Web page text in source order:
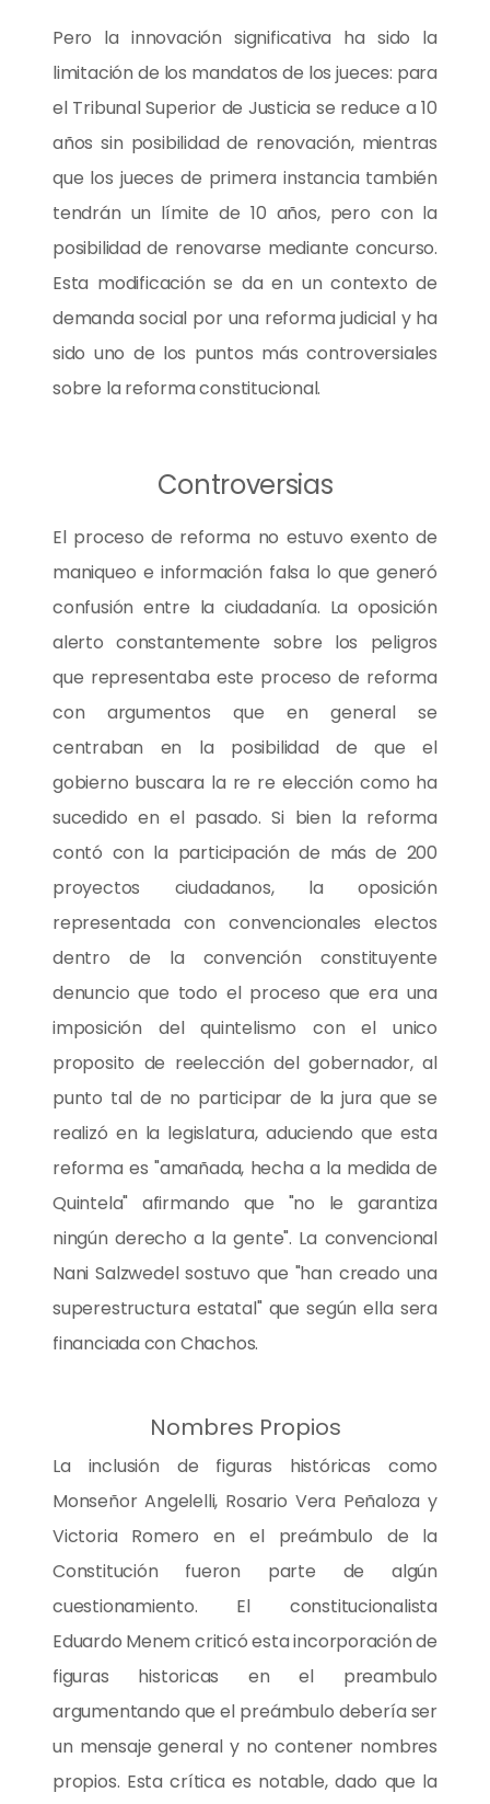
Pero la innovación significativa ha sido la
limitación de los mandatos de los jueces: para
el Tribunal Superior de Justicia se reduce a 10
años sin posibilidad de renovación, mientras
que los jueces de primera instancia también
tendrán un límite de 10 años, pero con la
posibilidad de renovarse mediante concurso.
Esta modificación se da en un contexto de
demanda social por una reforma judicial y ha
sido uno de los puntos más controversiales
sobre la reforma constitucional.
Controversias
El proceso de reforma no estuvo exento de
maniqueo e información falsa lo que generó
confusión entre la ciudadanía. La oposición
alerto constantemente sobre los peligros
que representaba este proceso de reforma
con argumentos que en general se
centraban en la posibilidad de que el
gobierno buscara la re re elección como ha
sucedido en el pasado. Si bien la reforma
contó con la participación de más de 200
proyectos ciudadanos, la oposición
representada con convencionales electos
dentro de la convención constituyente
denuncio que todo el proceso que era una
imposición del quintelismo con el unico
proposito de reelección del gobernador, al
punto tal de no participar de la jura que se
realizó en la legislatura, aduciendo que esta
reforma es "amañada, hecha a la medida de
Quintela" afirmando que "no le garantiza
ningún derecho a la gente". La convencional
Nani Salzwedel sostuvo que "han creado una
superestructura estatal" que según ella sera
financiada con Chachos.
Nombres Propios
La inclusión de figuras históricas como
Monseñor Angelelli, Rosario Vera Peñaloza y
Victoria Romero en el preámbulo de la
Constitución fueron parte de algún
cuestionamiento. El constitucionalista
Eduardo Menem criticó esta incorporación de
figuras historicas en el preambulo
argumentando que el preámbulo debería ser
un mensaje general y no contener nombres
propios. Esta crítica es notable, dado que la